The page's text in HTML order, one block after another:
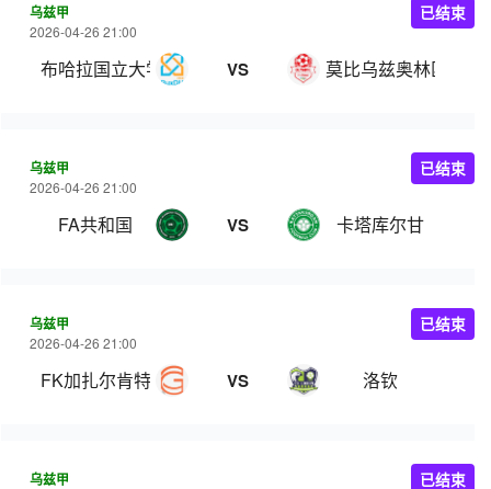
乌兹甲
2026-04-26 21:00
布哈拉国立大学 VS 莫比乌兹奥林匹克
已结束
乌兹甲
2026-04-26 21:00
FA共和国 VS 卡塔库尔甘
已结束
乌兹甲
2026-04-26 21:00
FK加扎尔肯特 VS 洛钦
已结束
乌兹甲 已结束